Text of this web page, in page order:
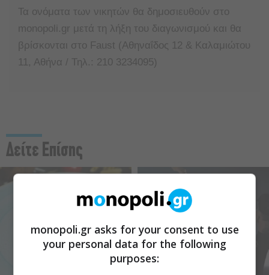
Τα ονόματα των νικητών θα δημοσιευθούν στο
monopoli.gr μετά τη λήξη του διαγωνισμού και θα
βρίσκονται στο Faust (Αθηναΐδος 12 & Καλαμιώτου
11, Αθήνα / Τηλ.: 210 3234095)
Δείτε Επίσης
monopoli.gr asks for your consent to use
your personal data for the following
purposes: